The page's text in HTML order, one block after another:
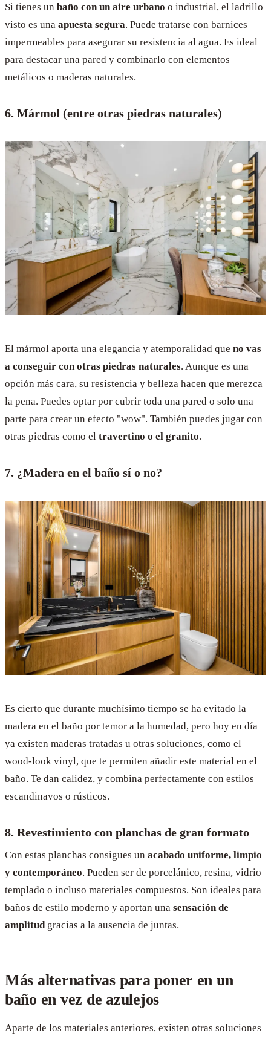
Si tienes un baño con un aire urbano o industrial, el ladrillo
visto es una apuesta segura. Puede tratarse con barnices
impermeables para asegurar su resistencia al agua. Es ideal
para destacar una pared y combinarlo con elementos
metálicos o maderas naturales.
6. Mármol (entre otras piedras naturales)
El mármol aporta una elegancia y atemporalidad que no vas
a conseguir con otras piedras naturales. Aunque es una
opción más cara, su resistencia y belleza hacen que merezca
la pena. Puedes optar por cubrir toda una pared o solo una
parte para crear un efecto "wow". También puedes jugar con
otras piedras como el travertino o el granito.
7. ¿Madera en el baño sí o no?
Es cierto que durante muchísimo tiempo se ha evitado la
madera en el baño por temor a la humedad, pero hoy en día
ya existen maderas tratadas u otras soluciones, como el
wood-look vinyl, que te permiten añadir este material en el
baño. Te dan calidez, y combina perfectamente con estilos
escandinavos o rústicos.
8. Revestimiento con planchas de gran formato
Con estas planchas consigues un acabado uniforme, limpio
y contemporáneo. Pueden ser de porcelánico, resina, vidrio
templado o incluso materiales compuestos. Son ideales para
baños de estilo moderno y aportan una sensación de
amplitud gracias a la ausencia de juntas.
Más alternativas para poner en un
baño en vez de azulejos
Aparte de los materiales anteriores, existen otras soluciones